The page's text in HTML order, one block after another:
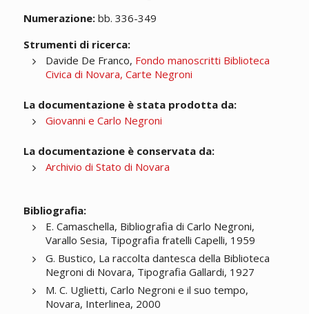
Numerazione:bb. 336-349
Strumenti di ricerca:
Davide De Franco, Fondo manoscritti Biblioteca
Civica di Novara, Carte Negroni
La documentazione è stata prodotta da:
Giovanni e Carlo Negroni
La documentazione è conservata da:
Archivio di Stato di Novara
Bibliografia:
E. Camaschella, Bibliografia di Carlo Negroni,
Varallo Sesia, Tipografia fratelli Capelli, 1959
G. Bustico, La raccolta dantesca della Biblioteca
Negroni di Novara, Tipografia Gallardi, 1927
M. C. Uglietti, Carlo Negroni e il suo tempo,
Novara, Interlinea, 2000